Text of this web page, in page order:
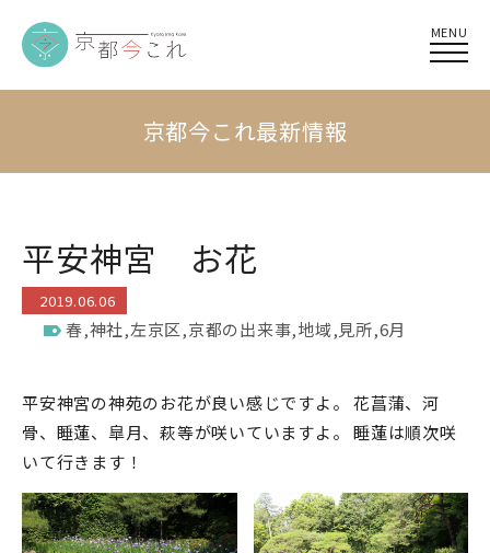
MENU
京都今これ最新情報
平安神宮 お花
2019.06.06
春,神社,左京区,京都の出来事,地域,見所,6月
平安神宮の神苑のお花が良い感じですよ。 花菖蒲、河
骨、睡蓮、皐月、萩等が咲いていますよ。 睡蓮は順次咲
いて行きます！